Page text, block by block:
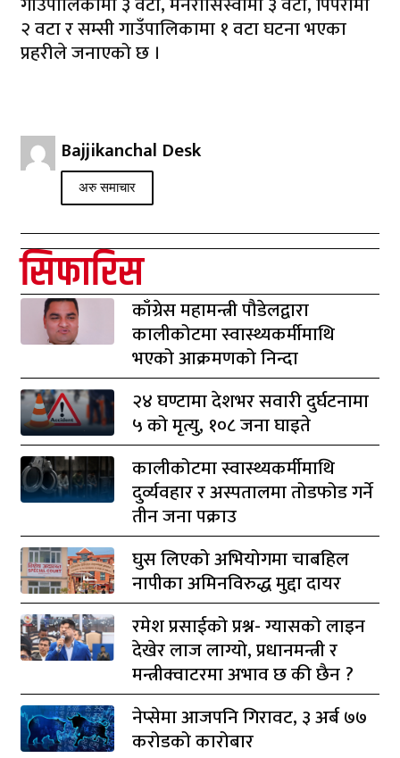
२ वटा र सम्सी गाउँपालिकामा १ वटा घटना भएका
प्रहरीले जनाएको छ ।
Bajjikanchal Desk
अरु समाचार
सिफारिस
काँग्रेस महामन्त्री पौडेलद्वारा
कालीकोटमा स्वास्थ्यकर्मीमाथि
भएको आक्रमणको निन्दा
२४ घण्टामा देशभर सवारी दुर्घटनामा
५ को मृत्यु, १०८ जना घाइते
कालीकोटमा स्वास्थ्यकर्मीमाथि
दुर्व्यवहार र अस्पतालमा तोडफोड गर्ने
तीन जना पक्राउ
घुस लिएको अभियोगमा चाबहिल
नापीका अमिनविरुद्ध मुद्दा दायर
रमेश प्रसाईको प्रश्न- ग्यासको लाइन
देखेर लाज लाग्यो, प्रधानमन्त्री र
मन्त्रीक्वाटरमा अभाव छ की छैन ?
नेप्सेमा आजपनि गिरावट, ३ अर्ब ७७
करोडको कारोबार